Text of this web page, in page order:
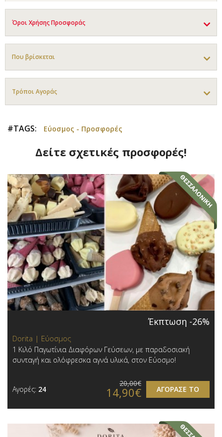
Όροι Χρήσης Προσφοράς
Που βρίσκεται
Τρόποι Αγοράς
#TAGS: Εύοσμος - Προσφορές
Δείτε σχετικές προσφορές!
Έκπτωση -26%
Dorita | Εύοσμος
1 Κιλό Παγωτίνια Διαφόρων Γεύσεων, με παραδοσιακή
συνταγή και ολόφρεσκα αγνά υλικά, στον Εύοσμο!
Αγορές: 24 ΑΓΟΡΑΣΕ ΤΟ
20,00€
14,90€